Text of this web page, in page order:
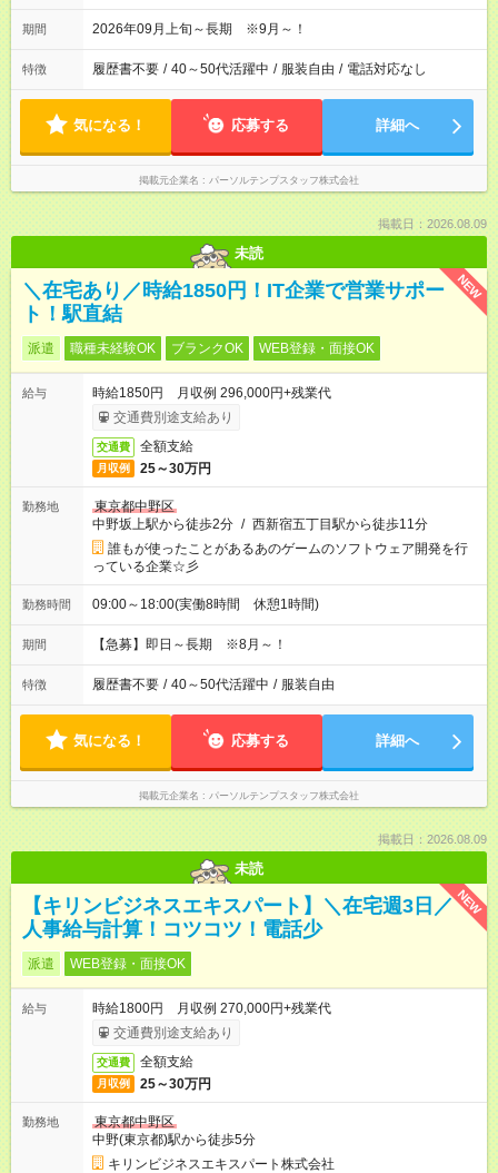
期間 2026年09月上旬～長期 ※9月～！
特徴 履歴書不要 / 40～50代活躍中 / 服装自由 / 電話対応なし
気になる！ 応募する 詳細へ
掲載元企業名 パーソルテンプスタッフ株式会社
掲載日：2026.08.09
未読
NEW
＼在宅あり／時給1850円！IT企業で営業サポー
ト！駅直結
派遣 職種未経験OK ブランクOK WEB登録・面接OK
給与
時給1850円 月収例 296,000円+残業代
交通費別途支給あり
交通費 全額支給
月収例 25～30万円
勤務地
東京都中野区
中野坂上駅から徒歩2分 / 西新宿五丁目駅から徒歩11分
誰もが使ったことがあるあのゲームのソフトウェア開発を行
っている企業☆彡
勤務時間 09:00～18:00(実働8時間 休憩1時間)
期間 【急募】即日～長期 ※8月～！
特徴 履歴書不要 / 40～50代活躍中 / 服装自由
気になる！ 応募する 詳細へ
掲載元企業名 パーソルテンプスタッフ株式会社
掲載日：2026.08.09
未読
NEW
【キリンビジネスエキスパート】＼在宅週3日／
人事給与計算！コツコツ！電話少
派遣 WEB登録・面接OK
給与
時給1800円 月収例 270,000円+残業代
交通費別途支給あり
交通費 全額支給
月収例 25～30万円
勤務地
東京都中野区
中野(東京都)駅から徒歩5分
キリンビジネスエキスパート株式会社